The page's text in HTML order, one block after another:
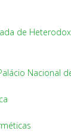
de
Nacional